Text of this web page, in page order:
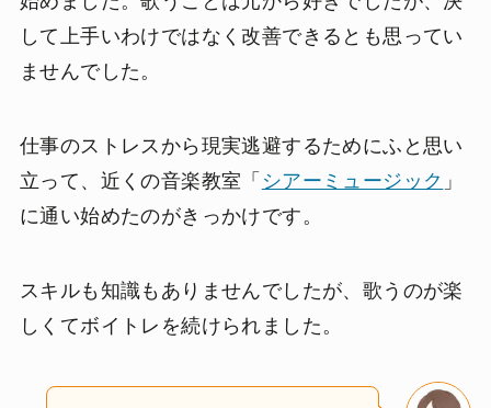
して上手いわけではなく改善できるとも思ってい
ませんでした。
仕事のストレスから現実逃避するためにふと思い
立って、近くの音楽教室「 シアーミュージック 」
に通い始めたのがきっかけです。
スキルも知識もありませんでしたが、歌うのが楽
しくてボイトレを続けられました。